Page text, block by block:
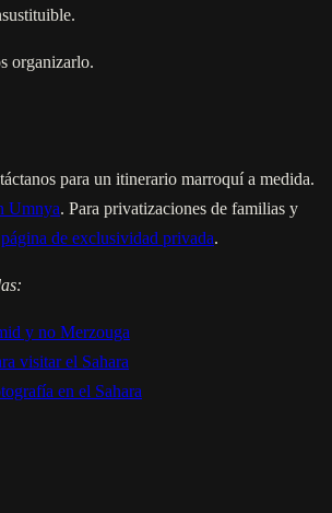
organizarlo.
para un itinerario marroquí a medida.
Umnya. Para privatizaciones de familias y
página de exclusividad privada.
y no Merzouga
visitar el Sahara
en el Sahara